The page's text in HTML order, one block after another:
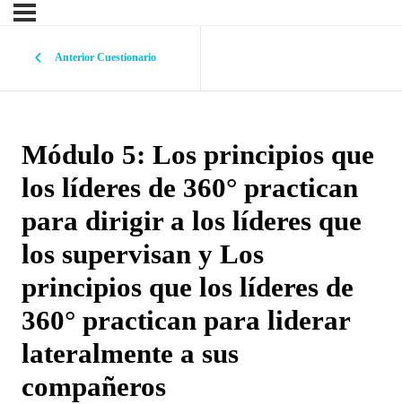
Anterior Cuestionario
Módulo 5: Los principios que
los líderes de 360° practican
para dirigir a los líderes que
los supervisan y Los
principios que los líderes de
360° practican para liderar
lateralmente a sus
compañeros